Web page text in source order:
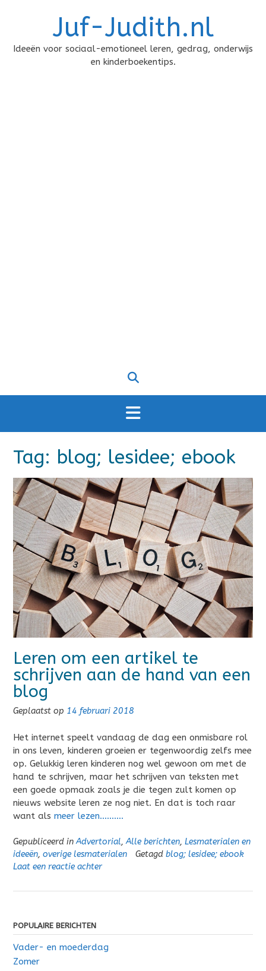
Juf-Judith.nl
Ideeën voor sociaal-emotioneel leren, gedrag, onderwijs
en kinderboekentips.
Tag: blog; lesidee; ebook
Leren om een artikel te
schrijven aan de hand van een
blog
Geplaatst op 14 februari 2018
Het internet speelt vandaag de dag een onmisbare rol
in ons leven, kinderen groeien er tegenwoordig zelfs mee
op. Gelukkig leren kinderen nog wel gewoon om met de
hand te schrijven, maar het schrijven van teksten met
een goede opmaak zoals je die tegen zult komen op
nieuws website leren ze nog niet. En dat is toch raar
want als meer lezen……….
Gepubliceerd inAdvertorial,Alle berichten, Lesmaterialen en
ideeën, overige lesmaterialen Getagd blog; lesidee; ebook
Laat een reactie achter
POPULAIRE BERICHTEN
Vader- en moederdag
Zomer